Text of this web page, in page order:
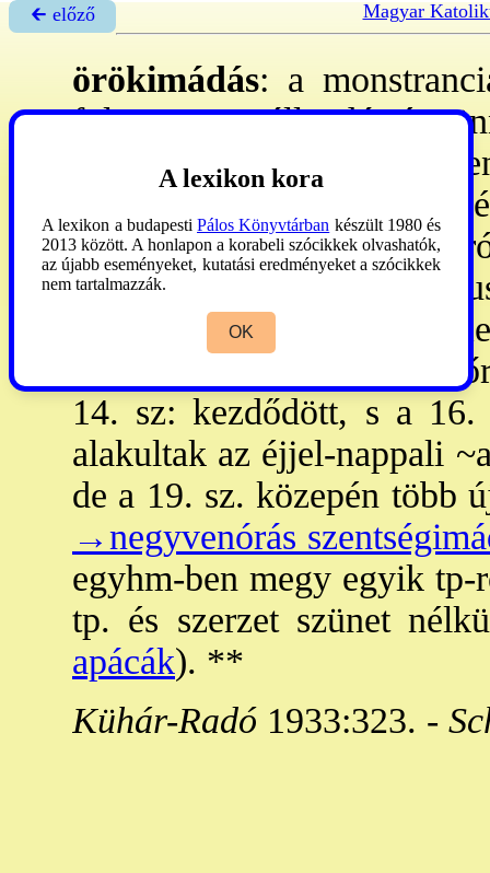
🡰 előző Magyar
örökimádás: a
folyamatos, állandó és
hódolat kifejezésére és
bántásokért,
minden ember iránti
minden időben a
hívők alapmagatartása. -
betegek áldoztatása miatt
14. sz: kezdődött, s a 16.
alakultak az éjjel-nappali
de a 19. sz. közepén több
→negyvenórás
egyhm-ben megy egyik tp-
tp. és szerzet szünet
apácák). **
Kühár-Radó 1933:323. -
A lexikon kora
A lexikon a budapesti Pálos Könyvtárban készült 1980 és
2013 között. A honlapon a korabeli szócikkek olvashatók,
az újabb eseményeket, kutatási eredményeket a szócikkek
nem tartalmazzák.
OK